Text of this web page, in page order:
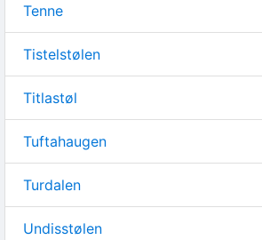
Tenne
Tistelstølen
Titlastøl
Tuftahaugen
Turdalen
Undisstølen